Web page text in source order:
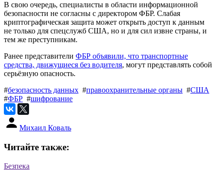
В свою очередь, специалисты в области информационной
безопасности не согласны с директором ФБР. Слабая
криптографическая защита может открыть доступ к данным
не только для спецслужб США, но и для сил извне страны, и
тем же преступникам.
Ранее представители ФБР объявили, что транспортные
средства, движущиеся без водителя, могут представлять собой
серьёзную опасность.
#безопасность данных #правоохранительные органы #США
#ФБР #шифрование
Михаил Коваль
Читайте также:
Безпека